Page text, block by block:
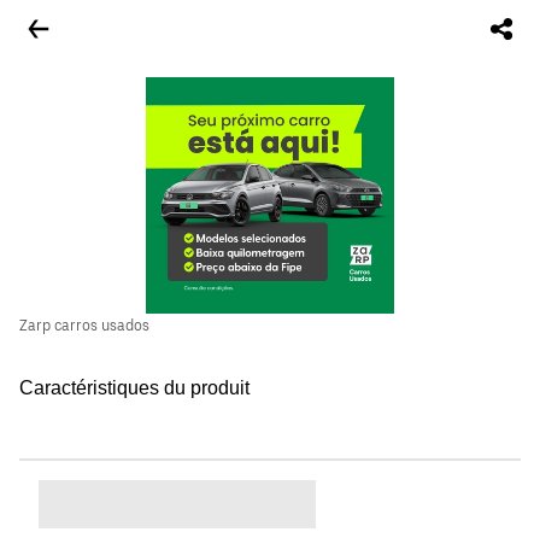
Zarp carros usados
Caractéristiques du produit